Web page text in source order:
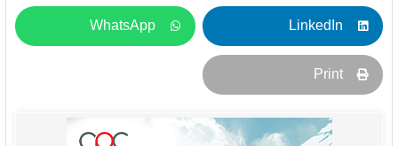
LinkedIn
WhatsApp
Print